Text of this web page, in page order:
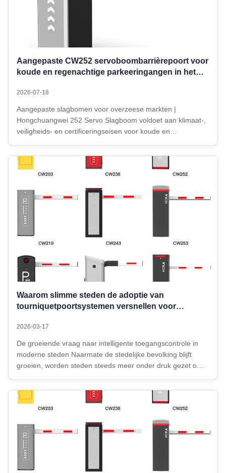
Aangepaste CW252 servoboombarrièrepoort voor
koude en regenachtige parkeeringangen in het
2026-07-18
Aangepaste slagbomen voor overzeese markten |
Hongchuangwei 252 Servo Slagboom voldoet aan klimaat-,
veiligheids- en certificeringseisen voor koude en
servo slagbomen uit de 252-serie, ...
Waarom slimme steden de adoptie van
tourniquetpoortsystemen versnellen voor
2026-03-17
De groeiende vraag naar intelligente toegangscontrole in
moderne steden Naarmate de stedelijke bevolking blijft
groeien, worden steden steeds meer onder druk gezet om
voldoende om te kunnen omgaan met ...